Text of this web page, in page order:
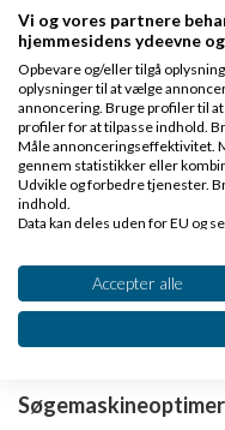
har udfyldt og
Om Yoast siger at
gør jo intet isoleret
Side 1
Vi og vores partnere
hjemmesidens ydeevne
Opbevare og/eller tilgå
oplysninger til at vælge
annoncering. Bruge profiler til
profiler for at tilpasse indhold.
Måle annonceringseffektivitet.
gennem statistikker eller
Udvikle og forbedre tjenester.
indhold.
Data kan deles uden for EU og
Se partnerliste (2 IAB-
Vi bruger dine data til følgende
IAB's behandlingsformål:
enhed
Accepter alle